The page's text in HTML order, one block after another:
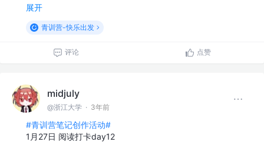
展开
青训营-快乐出发
评论 点赞
midjuly
@浙江大学 · 3年前
#青训营笔记创作活动#
1月27日 阅读打卡day12